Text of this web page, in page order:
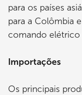
para os países
para a Colômbia
comando elétrico
Importações
Os principais